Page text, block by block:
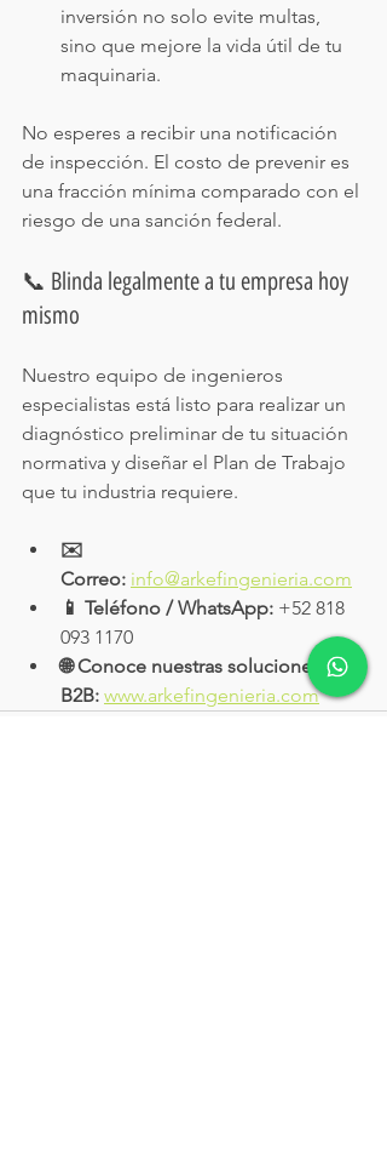
inversión no solo evite multas,
sino que mejore la vida útil de tu
maquinaria.
No esperes a recibir una notificación
de inspección. El costo de prevenir es
una fracción mínima comparado con el
riesgo de una sanción federal.
📞 Blinda legalmente a tu empresa hoy
mismo
Nuestro equipo de ingenieros
especialistas está listo para realizar un
diagnóstico preliminar de tu situación
normativa y diseñar el Plan de Trabajo
que tu industria requiere.
✉️
Correo: info@arkefingenieria.com
📱 Teléfono / WhatsApp: +52 818
093 1170
🌐 Conoce nuestras soluciones
B2B: www.arkefingenieria.com